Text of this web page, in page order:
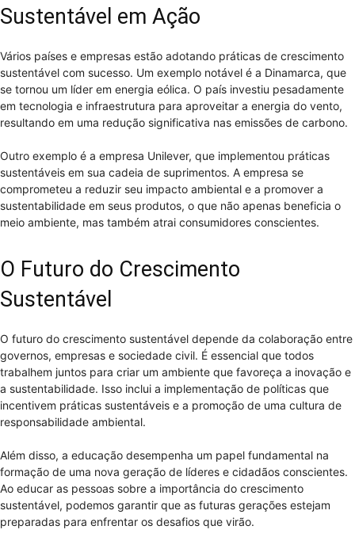
Sustentável em Ação
Vários países e empresas estão adotando práticas de crescimento
sustentável com sucesso. Um exemplo notável é a Dinamarca, que
se tornou um líder em energia eólica. O país investiu pesadamente
em tecnologia e infraestrutura para aproveitar a energia do vento,
resultando em uma redução significativa nas emissões de carbono.
Outro exemplo é a empresa Unilever, que implementou práticas
sustentáveis em sua cadeia de suprimentos. A empresa se
comprometeu a reduzir seu impacto ambiental e a promover a
sustentabilidade em seus produtos, o que não apenas beneficia o
meio ambiente, mas também atrai consumidores conscientes.
O Futuro do Crescimento
Sustentável
O futuro do crescimento sustentável depende da colaboração entre
governos, empresas e sociedade civil. É essencial que todos
trabalhem juntos para criar um ambiente que favoreça a inovação e
a sustentabilidade. Isso inclui a implementação de políticas que
incentivem práticas sustentáveis e a promoção de uma cultura de
responsabilidade ambiental.
Além disso, a educação desempenha um papel fundamental na
formação de uma nova geração de líderes e cidadãos conscientes.
Ao educar as pessoas sobre a importância do crescimento
sustentável, podemos garantir que as futuras gerações estejam
preparadas para enfrentar os desafios que virão.